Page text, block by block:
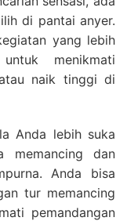
di pantai anyer.
yang lebih
menikmati
naik tinggi di
Anda lebih suka
memancing dan
Anda bisa
tur memancing
pemandangan